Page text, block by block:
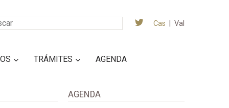
Cas Val
TRÁMITES AGENDA
AGENDA